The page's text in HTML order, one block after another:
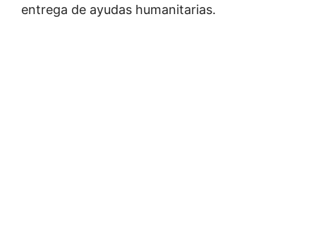
entrega de ayudas humanitarias.